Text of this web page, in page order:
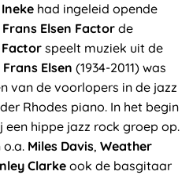
had ingeleid opende
Frans Elsen Factor de
Factor speelt muziek uit de
Frans Elsen (1934-2011) was
van de voorlopers in de jazz
Rhodes piano. In het begin
een hippe jazz rock groep op.
Miles Davis, Weather
Clarkeook de basgitaar